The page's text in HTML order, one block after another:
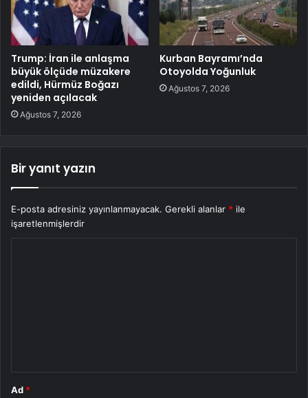
Trump: İran ile anlaşma
büyük ölçüde müzakere
edildi, Hürmüz Boğazı
yeniden açılacak
Ağustos 7, 2026
Kurban Bayramı’nda
Otoyolda Yoğunluk
Ağustos 7, 2026
Bir yanıt yazın
E-posta adresiniz yayınlanmayacak. Gerekli alanlar * ile
işaretlenmişlerdir
Ad *